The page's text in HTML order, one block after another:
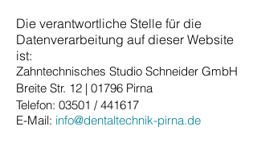
Die verantwortliche Stelle für die
Datenverarbeitung auf dieser Website
ist:
Zahntechnisches Studio Schneider GmbH
Breite Str. 12 | 01796 Pirna
Telefon: 03501 / 441617
E-Mail: info@dentaltechnik-pirna.de